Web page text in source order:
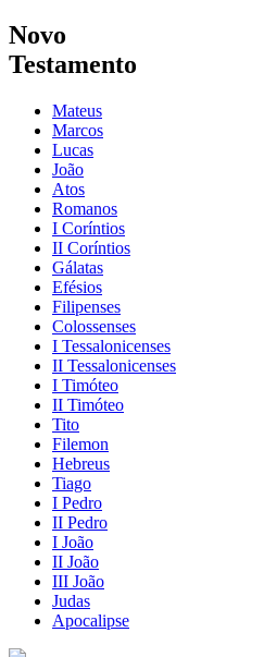
Novo
Testamento
Mateus
Marcos
Lucas
João
Atos
Romanos
I Coríntios
II Coríntios
Gálatas
Efésios
Filipenses
Colossenses
I Tessalonicenses
II Tessalonicenses
I Timóteo
II Timóteo
Tito
Filemon
Hebreus
Tiago
I Pedro
II Pedro
I João
II João
III João
Judas
Apocalipse